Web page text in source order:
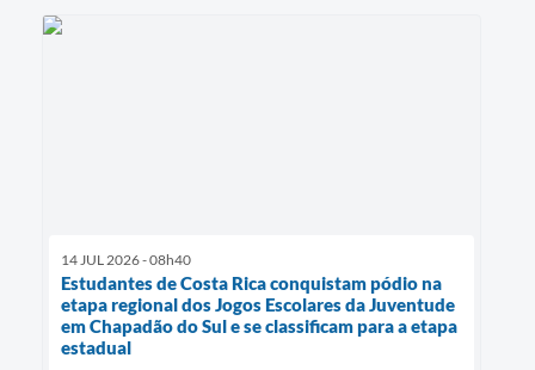
14 JUL 2026 - 08h40
Estudantes de Costa Rica conquistam pódio na
etapa regional dos Jogos Escolares da Juventude
em Chapadão do Sul e se classificam para a etapa
estadual